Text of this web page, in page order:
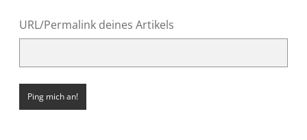
URL/Permalink deines Artikels